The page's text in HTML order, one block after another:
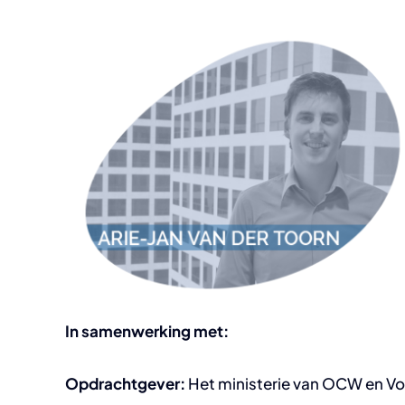
In samenwerking met:
Opdrachtgever: Het ministerie van OCW en